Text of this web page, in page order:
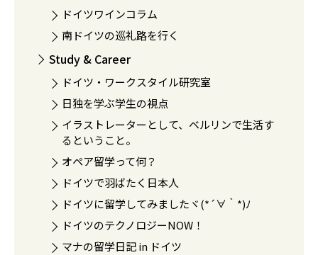
ドイツワインコラム
南ドイツの巡礼路を行く
Study & Career
ドイツ・ワークスタイル研究室
日独を学ぶ学生の視点
イラストレーターとして、ベルリンで生活す
るということ。
オペア留学って何？
ドイツで羽ばたく日本人
ドイツに留学してみましたヾ(*´∀｀*)ﾉ
ドイツのテクノロジーNOW！
マナの留学日記 in ドイツ